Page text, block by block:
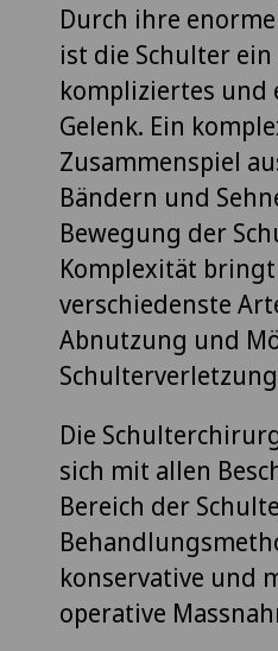
Durch ihre
ist die Schulter
kompliziertes und
Gelenk. Ein
Zusammenspiel
Bändern und
Bewegung der
Komplexität bringt
verschiedenste
Abnutzung und
Die
sich mit allen
Bereich der
konservative und
operative